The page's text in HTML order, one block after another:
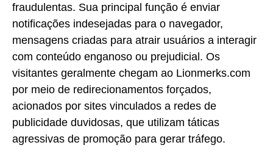
fraudulentas. Sua principal função é enviar
notificações indesejadas para o navegador,
mensagens criadas para atrair usuários a interagir
com conteúdo enganoso ou prejudicial. Os
visitantes geralmente chegam ao Lionmerks.com
por meio de redirecionamentos forçados,
acionados por sites vinculados a redes de
publicidade duvidosas, que utilizam táticas
agressivas de promoção para gerar tráfego.